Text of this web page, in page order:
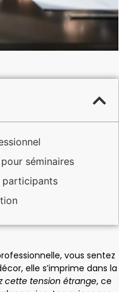
séminaires
participants
vous sentez
elle s’imprime dans la
cette tension étrange, ce